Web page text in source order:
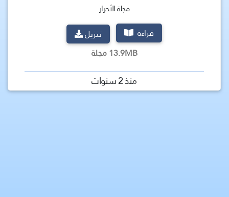
مجلة الأحرار
قراءة
تنزيل
13.9MB مجلة
منذ 2 سنوات